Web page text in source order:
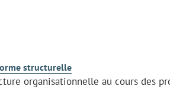
structurelle
organisationnelle au cours des